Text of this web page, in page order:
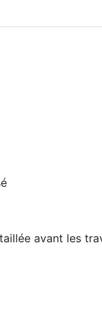
avant les